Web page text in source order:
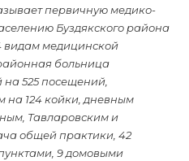
первичную медико-
Буздякского района
видам медицинской
больница
525 посещений,
на 124 койки, дневным
Тавларовским и
общей практики, 42
9 домовыми